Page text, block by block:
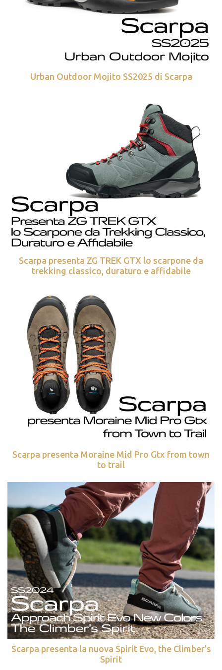
Urban Outdoor Mojito SS2025 di Scarpa
Scarpa presenta ZG TREK GTX lo scarpone da
trekking classico, duraturo e affidabile
Scarpa presenta Moraine Mid Pro Gtx from town
to trail
Scarpa presenta la nuova Spirit Evo, the Climber’s
Spirit